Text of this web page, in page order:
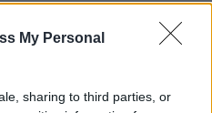
My Personal
sharing to third parties, or
να προκαλέσει